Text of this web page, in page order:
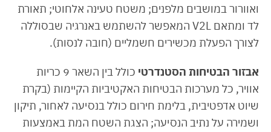
ואוורור במושבים מלפנים; משטח טעינה אלחוטי; תאורת
לד ומתאם V2L המאפשר להשתמש באנרגיה שבסוללה
לצורך הפעלת מכשירים חשמליים (חובה לנסות).
אבזור הבטיחות הסטנדרטי
כולל בין השאר 9 כריות
אוויר, כל מערכות הבטיחות האקטיביות הקיימות (בקרת
שיוט אדפטיבית, בלימת חירום כולל בנסיעה לאחור, תיקון
ושמירה על נתיב הנסיעה; הצגת השטח המת באמצעות